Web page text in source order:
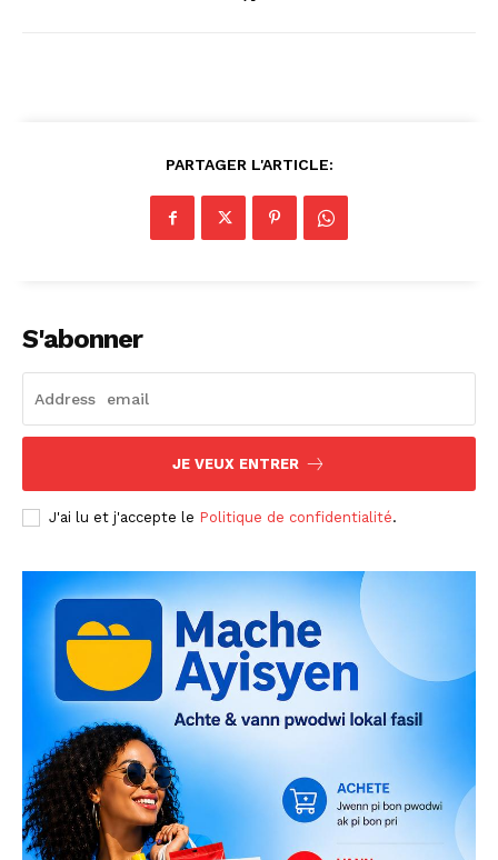
PARTAGER L'ARTICLE:
S'abonner
JE VEUX ENTRER
J'ai lu et j'accepte le Politique de confidentialité.